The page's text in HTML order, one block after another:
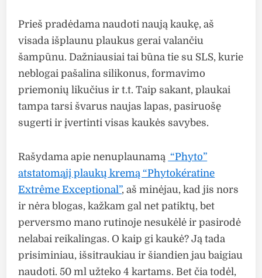
Prieš pradėdama naudoti naują kaukę, aš
visada išplaunu plaukus gerai valančiu
šampūnu. Dažniausiai tai būna tie su SLS, kurie
neblogai pašalina silikonus, formavimo
priemonių likučius ir t.t. Taip sakant, plaukai
tampa tarsi švarus naujas lapas, pasiruošę
sugerti ir įvertinti visas kaukės savybes.
Rašydama apie nenuplaunamą “Phyto”
atstatomąjį plaukų kremą “Phytokératine
Extrême Exceptional”, aš minėjau, kad jis nors
ir nėra blogas, kažkam gal net patiktų, bet
perversmo mano rutinoje nesukėlė ir pasirodė
nelabai reikalingas. O kaip gi kaukė? Ją tada
prisiminiau, išsitraukiau ir šiandien jau baigiau
naudoti. 50 ml užteko 4 kartams. Bet čia todėl,